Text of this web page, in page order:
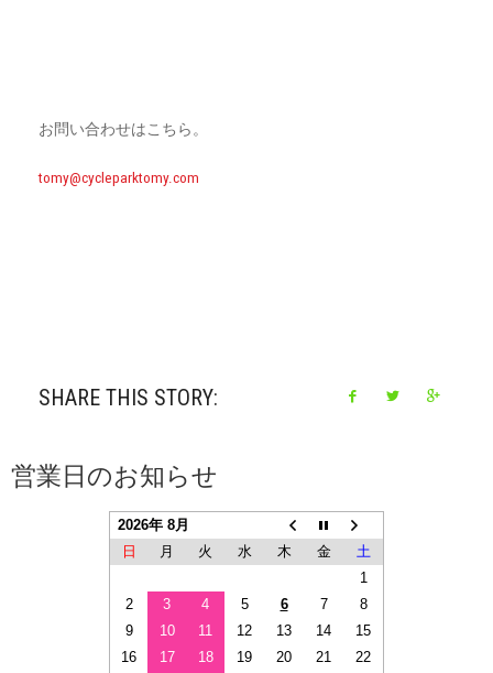
お問い合わせはこちら。
tomy@cycleparktomy.com
SHARE THIS STORY:
営業日のお知らせ
2026年 8月
日
月 火 水 木 金
土
1
2
3 4 5 6 7
8
9
10 11 12 13 14
15
16
17 18 19 20 21
22